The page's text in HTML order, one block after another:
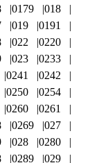
0179
018
019
0191
022
0220
023
0233
0241
0242
0250
0254
0260
0261
0269
027
028
0280
0289 029